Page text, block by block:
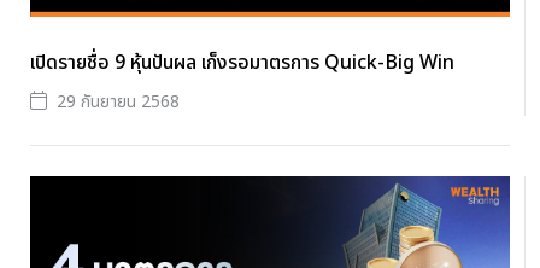
เปิดรายชื่อ 9 หุ้นปันผล เก็งรอมาตรการ Quick-Big Win
29 กันยายน 2568